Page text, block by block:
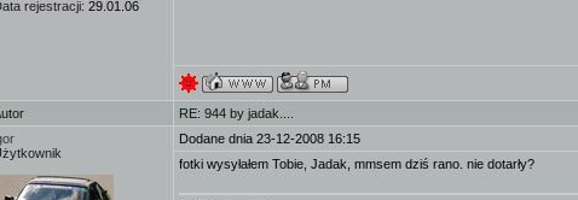
rejestracji: 29.01.06
RE: 944 by jadak....
Dodane dnia 23-12-2008 16:15
fotki wysyłałem Tobie, Jadak, mmsem dziś rano. nie dotarły?